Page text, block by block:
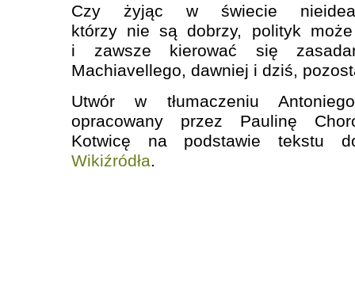
Czy żyjąc w świecie
którzy nie są dobrzy, polityk
i zawsze kierować się
Machiavellego, dawniej i dziś,
Utwór w tłumaczeniu
opracowany przez Paulinę
Kotwicę na podstawie tekstu
Wikiźródła.